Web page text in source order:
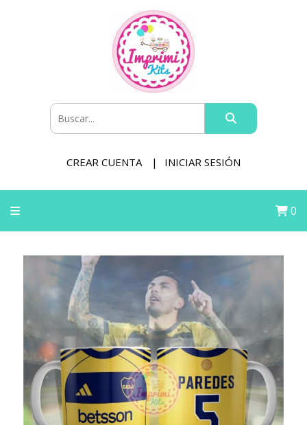
CREAR CUENTA INICIAR SESIÓN
0